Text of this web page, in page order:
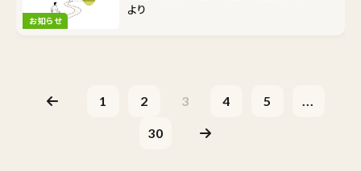
お知らせ
より
1 2 3 4 5 ...
30